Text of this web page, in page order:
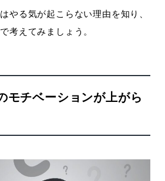
やる気が起こらない理由を知り、
考えてみましょう。
モチベーションが上がら